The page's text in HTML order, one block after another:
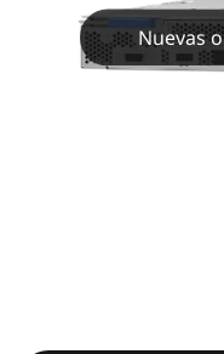
Nuevas